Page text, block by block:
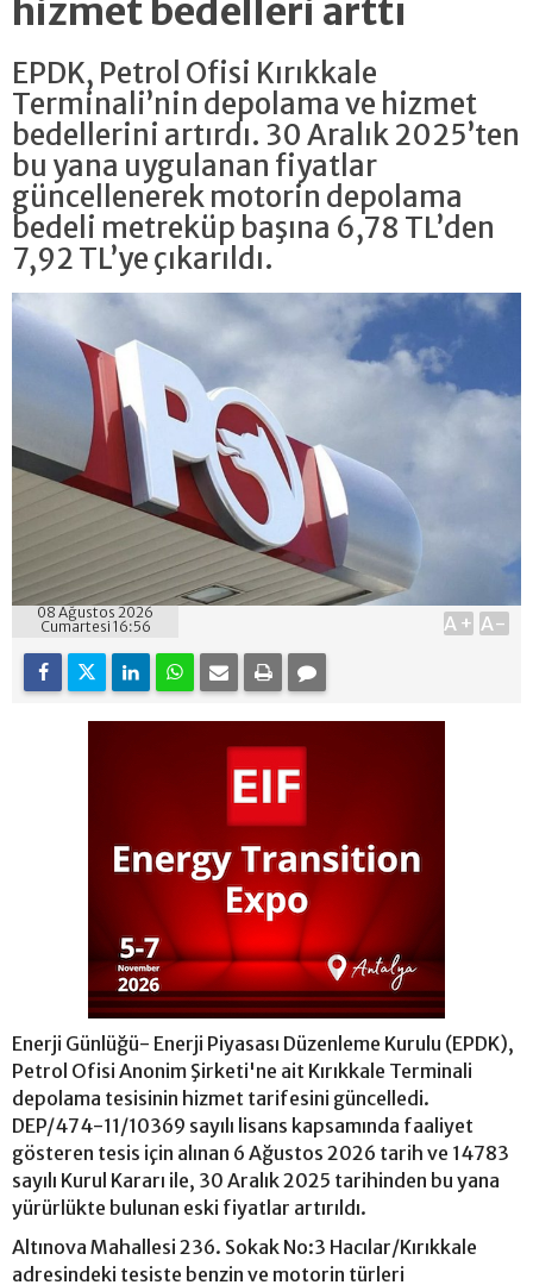
hizmet bedelleri arttı
EPDK, Petrol Ofisi Kırıkkale
Terminali’nin depolama ve hizmet
bedellerini artırdı. 30 Aralık 2025’ten
bu yana uygulanan fiyatlar
güncellenerek motorin depolama
bedeli metreküp başına 6,78 TL’den
7,92 TL’ye çıkarıldı.
08 Ağustos 2026
Cumartesi 16:56
A+ A-
Enerji Günlüğü- Enerji Piyasası Düzenleme Kurulu (EPDK),
Petrol Ofisi Anonim Şirketi'ne ait Kırıkkale Terminali
depolama tesisinin hizmet tarifesini güncelledi.
DEP/474-11/10369 sayılı lisans kapsamında faaliyet
gösteren tesis için alınan 6 Ağustos 2026 tarih ve 14783
sayılı Kurul Kararı ile, 30 Aralık 2025 tarihinden bu yana
yürürlükte bulunan eski fiyatlar artırıldı.
Altınova Mahallesi 236. Sokak No:3 Hacılar/Kırıkkale
adresindeki tesiste benzin ve motorin türleri